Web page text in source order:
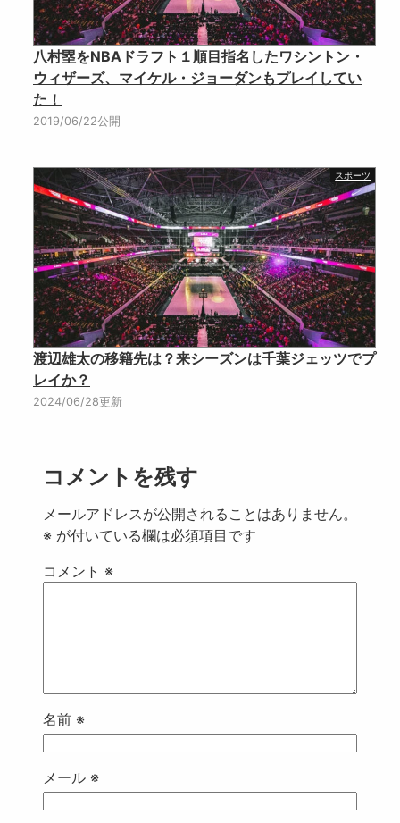
八村塁をNBAドラフト１順目指名したワシントン・
ウィザーズ、マイケル・ジョーダンもプレイしてい
た！
2019/06/22公開
スポーツ
渡辺雄太の移籍先は？来シーズンは千葉ジェッツでプ
レイか？
2024/06/28更新
コメントを残す
メールアドレスが公開されることはありません。
※ が付いている欄は必須項目です
コメント ※
名前 ※
メール ※